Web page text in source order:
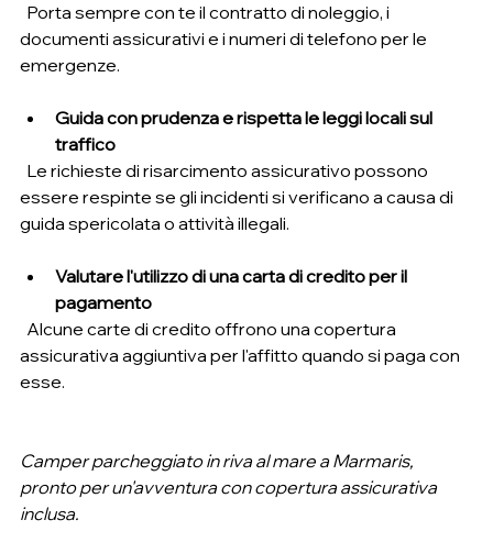
Porta sempre con te il contratto di noleggio, i
documenti assicurativi e i numeri di telefono per le
emergenze.
Guida con prudenza e rispetta le leggi locali sul
traffico
Le richieste di risarcimento assicurativo possono
essere respinte se gli incidenti si verificano a causa di
guida spericolata o attività illegali.
Valutare l'utilizzo di una carta di credito per il
pagamento
Alcune carte di credito offrono una copertura
assicurativa aggiuntiva per l'affitto quando si paga con
esse.
Camper parcheggiato in riva al mare a Marmaris,
pronto per un'avventura con copertura assicurativa
inclusa.